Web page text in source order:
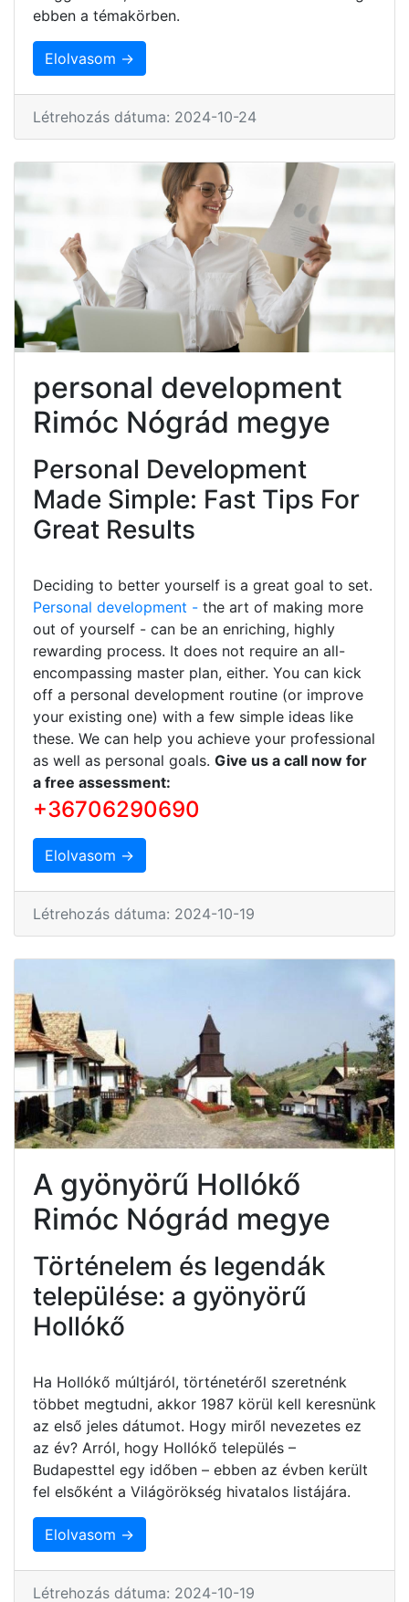
ebben a témakörben.
Elolvasom →
Létrehozás dátuma: 2024-10-24
personal development
Rimóc Nógrád megye
Personal Development
Made Simple: Fast Tips For
Great Results
Deciding to better yourself is a great goal to set.
Personal development - the art of making more
out of yourself - can be an enriching, highly
rewarding process. It does not require an all-
encompassing master plan, either. You can kick
off a personal development routine (or improve
your existing one) with a few simple ideas like
these. We can help you achieve your professional
as well as personal goals. Give us a call now for
a free assessment:
+36706290690
Elolvasom →
Létrehozás dátuma: 2024-10-19
A gyönyörű Hollókő
Rimóc Nógrád megye
Történelem és legendák
települése: a gyönyörű
Hollókő
Ha Hollókő múltjáról, történetéről szeretnénk
többet megtudni, akkor 1987 körül kell keresnünk
az első jeles dátumot. Hogy miről nevezetes ez
az év? Arról, hogy Hollókő település –
Budapesttel egy időben – ebben az évben került
fel elsőként a Világörökség hivatalos listájára.
Elolvasom →
Létrehozás dátuma: 2024-10-19